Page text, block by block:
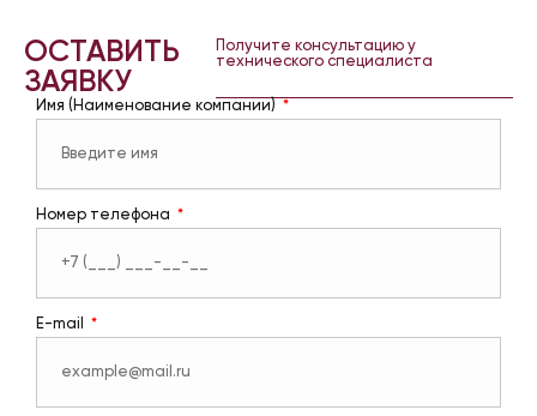
ОСТАВИТЬ
ЗАЯВКУ
Получите консультацию у
технического специалиста
Имя (Наименование компании)
Номер телефона
E-mail